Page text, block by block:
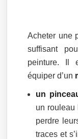
Acheter une
suffisant
peinture. Il
équiper d’un
un
un rouleau
perdre
traces et